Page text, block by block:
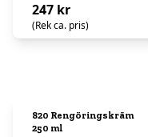
247 kr
(Rek ca. pris)
820 Rengöringskräm
250 ml